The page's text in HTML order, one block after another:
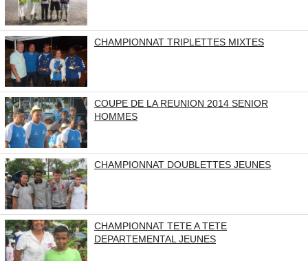
CHAMPIONNAT TRIPLETTES MIXTES
COUPE DE LA REUNION 2014 SENIOR
HOMMES
CHAMPIONNAT DOUBLETTES JEUNES
CHAMPIONNAT TETE A TETE
DEPARTEMENTAL JEUNES